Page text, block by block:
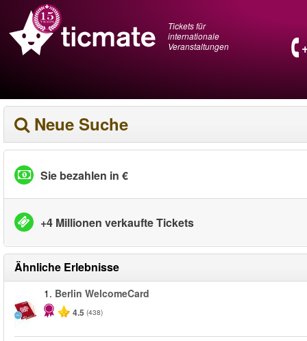
Tickets für
internationale
Veranstaltungen
Neue Suche
Sie bezahlen in €
+4 Millionen verkaufte Tickets
Ähnliche Erlebnisse
1. Berlin WelcomeCard
4.5 (438)